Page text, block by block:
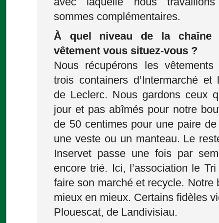
sommes complémentaires.
À quel niveau de la chaîne
vêtement vous situez-vous ?
Nous récupérons les
trois containers d’Intermarché
de Leclerc. Nous gardons ceux
jour et pas abîmés pour notre
de 50 centimes pour une paire
une veste ou un manteau. Le
Inservet passe une fois par
encore trié. Ici, l’association le
faire son marché et recycle. Notre
mieux en mieux. Certains fidèles
Plouescat, de Landivisiau.